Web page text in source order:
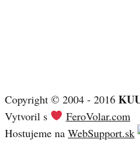
Copyright © 2004 - 2016
Vytvoril s
FeroVolar.com
Hostujeme na WebSupport.sk